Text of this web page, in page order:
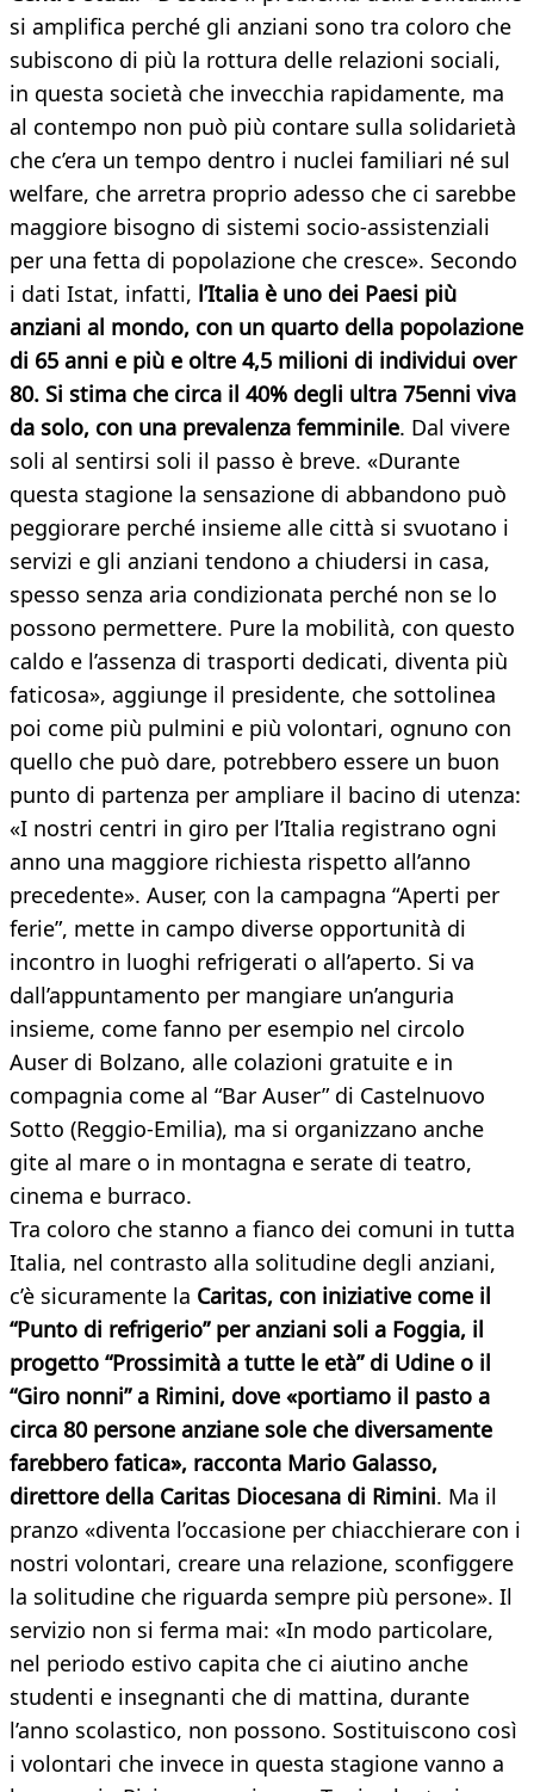
si amplifica perché gli anziani sono tra coloro che
subiscono di più la rottura delle relazioni sociali,
in questa società che invecchia rapidamente, ma
al contempo non può più contare sulla solidarietà
che c’era un tempo dentro i nuclei familiari né sul
welfare, che arretra proprio adesso che ci sarebbe
maggiore bisogno di sistemi socio-assistenziali
per una fetta di popolazione che cresce». Secondo
i dati Istat, infatti, l’Italia è uno dei Paesi più
anziani al mondo, con un quarto della popolazione
di 65 anni e più e oltre 4,5 milioni di individui over
80. Si stima che circa il 40% degli ultra 75enni viva
da solo, con una prevalenza femminile. Dal vivere
soli al sentirsi soli il passo è breve. «Durante
questa stagione la sensazione di abbandono può
peggiorare perché insieme alle città si svuotano i
servizi e gli anziani tendono a chiudersi in casa,
spesso senza aria condizionata perché non se lo
possono permettere. Pure la mobilità, con questo
caldo e l’assenza di trasporti dedicati, diventa più
faticosa», aggiunge il presidente, che sottolinea
poi come più pulmini e più volontari, ognuno con
quello che può dare, potrebbero essere un buon
punto di partenza per ampliare il bacino di utenza:
«I nostri centri in giro per l’Italia registrano ogni
anno una maggiore richiesta rispetto all’anno
precedente». Auser, con la campagna “Aperti per
ferie”, mette in campo diverse opportunità di
incontro in luoghi refrigerati o all’aperto. Si va
dall’appuntamento per mangiare un’anguria
insieme, come fanno per esempio nel circolo
Auser di Bolzano, alle colazioni gratuite e in
compagnia come al “Bar Auser” di Castelnuovo
Sotto (Reggio-Emilia), ma si organizzano anche
gite al mare o in montagna e serate di teatro,
cinema e burraco.
Tra coloro che stanno a fianco dei comuni in tutta
Italia, nel contrasto alla solitudine degli anziani,
c’è sicuramente la Caritas, con iniziative come il
“Punto di refrigerio” per anziani soli a Foggia, il
progetto “Prossimità a tutte le età” di Udine o il
“Giro nonni” a Rimini, dove «portiamo il pasto a
circa 80 persone anziane sole che diversamente
farebbero fatica», racconta Mario Galasso,
direttore della Caritas Diocesana di Rimini. Ma il
pranzo «diventa l’occasione per chiacchierare con i
nostri volontari, creare una relazione, sconfiggere
la solitudine che riguarda sempre più persone». Il
servizio non si ferma mai: «In modo particolare,
nel periodo estivo capita che ci aiutino anche
studenti e insegnanti che di mattina, durante
l’anno scolastico, non possono. Sostituiscono così
i volontari che invece in questa stagione vanno a